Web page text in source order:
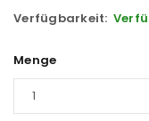
Verfügbarkeit:
Menge